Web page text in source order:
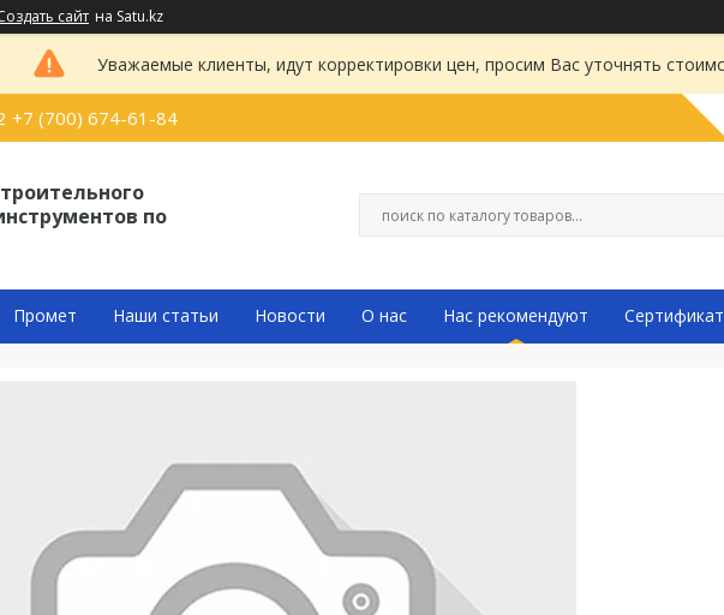
сайт на Satu.kz
Уважаемые клиенты, идут корректировки цен, просим Вас уточнять
+7 (700) 674-61-84
по
Промет Наши статьи Новости О нас Нас рекомендуют